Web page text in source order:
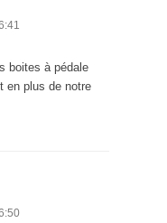
boites à pédale
en plus de notre